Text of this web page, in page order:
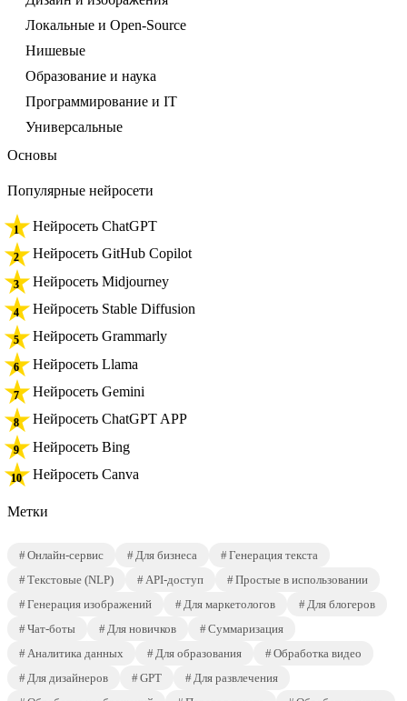
Локальные и Open-Source
Нишевые
Образование и наука
Программирование и IT
Универсальные
Основы
Популярные нейросети
Нейросеть ChatGPT
Нейросеть GitHub Copilot
Нейросеть Midjourney
Нейросеть Stable Diffusion
Нейросеть Grammarly
Нейросеть Llama
Нейросеть Gemini
Нейросеть ChatGPT APP
Нейросеть Bing
Нейросеть Canva
Метки
Онлайн-сервис Для бизнеса
Генерация текста
Текстовые (NLP)
API-доступ
Простые в использовании
Генерация изображений
Для маркетологов
Для блогеров
Чат-боты
Для новичков
Суммаризация
Аналитика данных
Для образования
Обработка видео
Для дизайнеров
GPT
Для развлечения